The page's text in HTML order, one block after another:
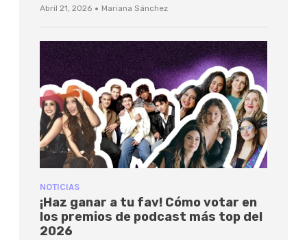
Abril 21, 2026 · Mariana Sánchez
NOTICIAS
¡Haz ganar a tu fav! Cómo votar en
los premios de podcast más top del
2026